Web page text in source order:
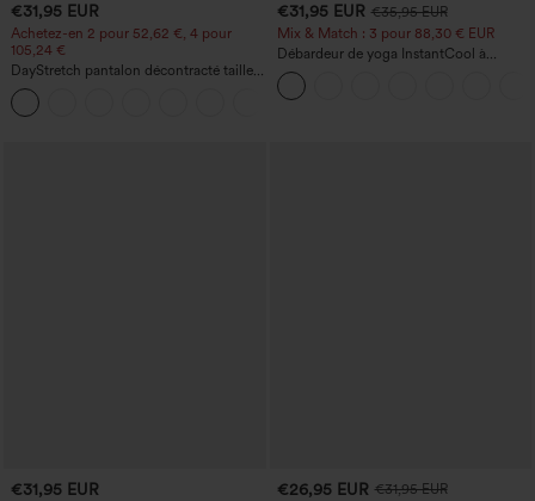
€31,95 EUR
Achetez-en 2 pour 52,62 €, 4 pour
105,24 €
DayStretch pantalon décontracté taille
haute avec poches et coupe droite
€31,95 EUR €35,95 EUR
Mix & Match : 3 pour 88,30 € EUR
Débardeur de yoga InstantCool à
encolure en U et ourlet arrondi –
UPF50+
€31,95 EUR €26,95 EUR €31,95 EUR